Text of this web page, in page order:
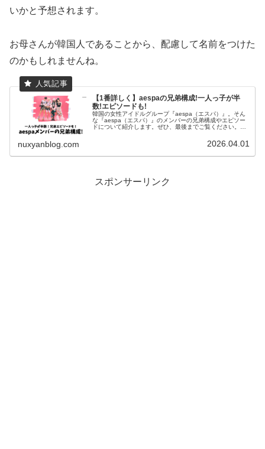
いかと予想されます。
お母さんが韓国人であることから、配慮して名前をつけた
のかもしれませんね。
【1番詳しく】aespaの兄弟構成!一人っ子が半
数!エピソードも!
韓国の女性アイドルグループ『aespa（エスパ）』。そん
な『aespa（エスパ）』のメンバーの兄弟構成やエピソー
ドについて紹介します。ぜひ、最後までご覧ください。
nuxyanblog.com 2026.04.01
スポンサーリンク